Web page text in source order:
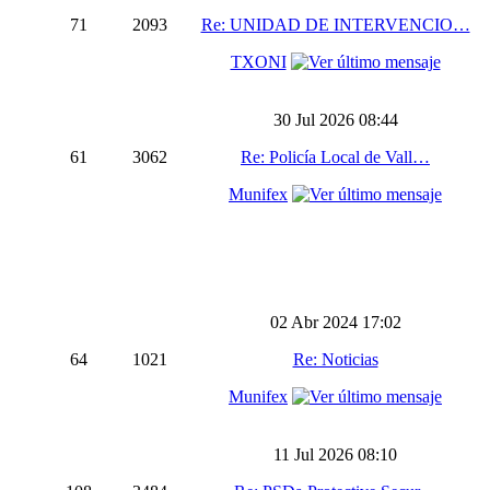
71 2093
Re: UNIDAD DE INTERVENCIO…
TXONI
61 3062
30 Jul 2026 08:44
Re: Policía Local de Vall…
Munifex
64 1021
02 Abr 2024 17:02
Re: Noticias
Munifex
11 Jul 2026 08:10